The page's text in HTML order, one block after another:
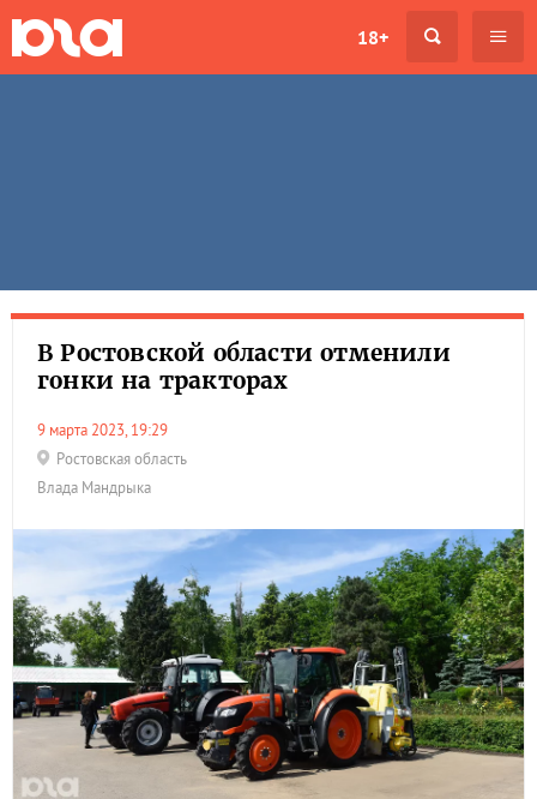
18+
В Ростовской области отменили
гонки на тракторах
9 марта 2023, 19:29
Ростовская область
Влада Мандрыка